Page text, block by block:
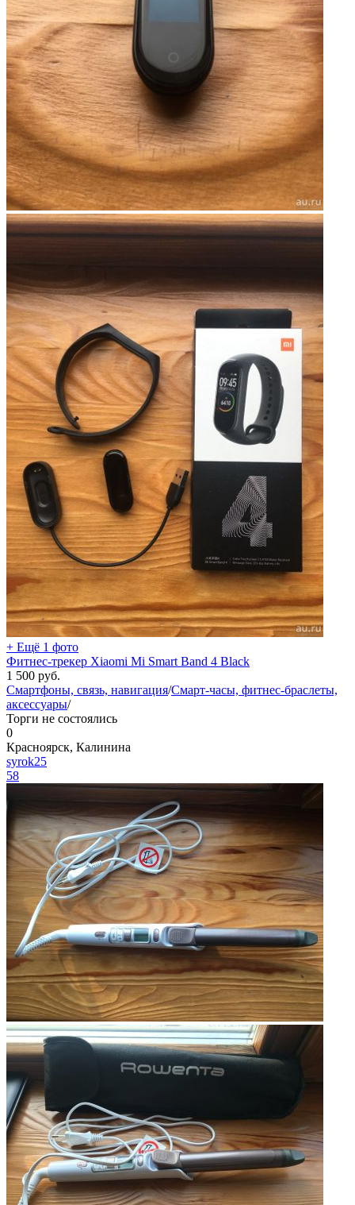
+ Ещё 1 фото
Фитнес-трекер Xiaomi Mi Smart Band 4 Black
1 500 руб.
Смартфоны, связь, навигация/Смарт-часы, фитнес-браслеты,
аксессуары/
Торги не состоялись
0
Красноярск, Калинина
syrok25
58